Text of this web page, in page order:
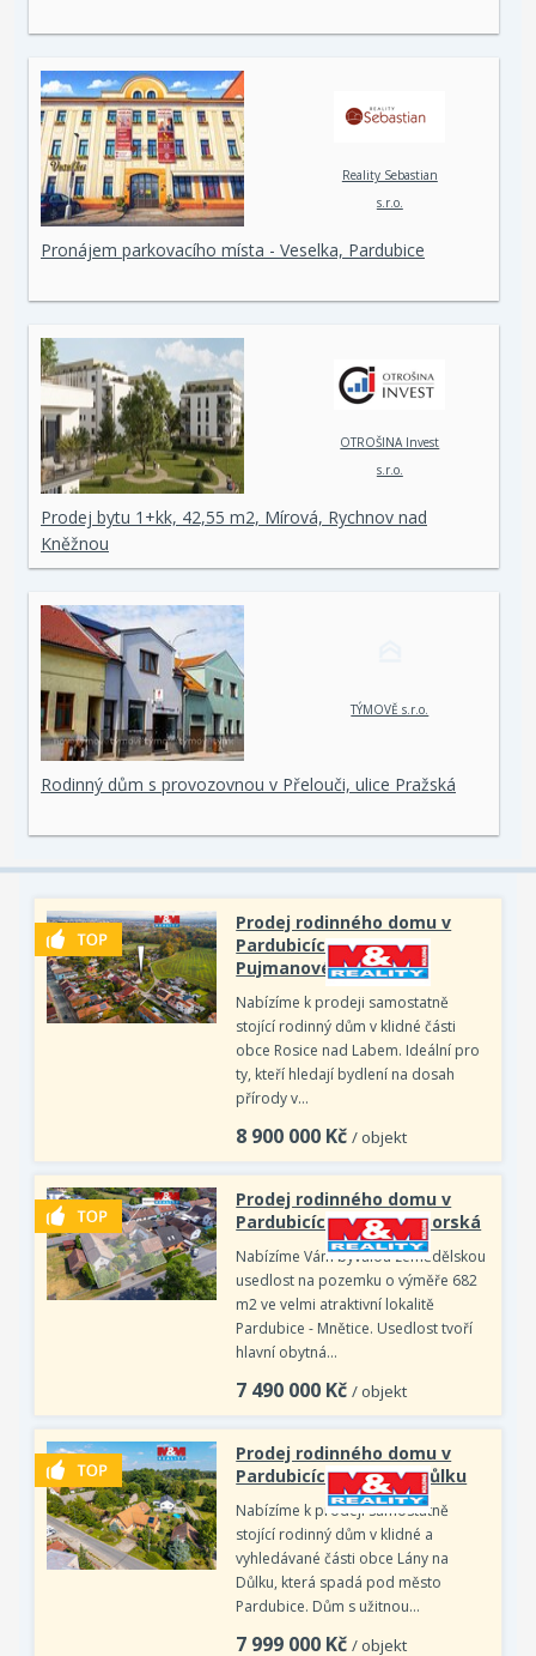
Reality Sebastian
s.r.o.
Pronájem parkovacího místa - Veselka, Pardubice
OTROŠINA Invest
s.r.o.
Prodej bytu 1+kk, 42,55 m2, Mírová, Rychnov nad
Kněžnou
TÝMOVĚ s.r.o.
Rodinný dům s provozovnou v Přelouči, ulice Pražská
Prodej rodinného domu v
Pardubicích, ul. Marie
Pujmanové
Nabízíme k prodeji samostatně
stojící rodinný dům v klidné části
obce Rosice nad Labem. Ideální pro
ty, kteří hledají bydlení na dosah
přírody v…
8 900 000 Kč / objekt
Prodej rodinného domu v
Pardubicích, ul. Černoborská
Nabízíme Vám bývalou zemědělskou
usedlost na pozemku o výměře 682
m2 ve velmi atraktivní lokalitě
Pardubice - Mnětice. Usedlost tvoří
hlavní obytná…
7 490 000 Kč / objekt
Prodej rodinného domu v
Pardubicích, Lány na Důlku
Nabízíme k prodeji samostatně
stojící rodinný dům v klidné a
vyhledávané části obce Lány na
Důlku, která spadá pod město
Pardubice. Dům s užitnou…
7 999 000 Kč / objekt